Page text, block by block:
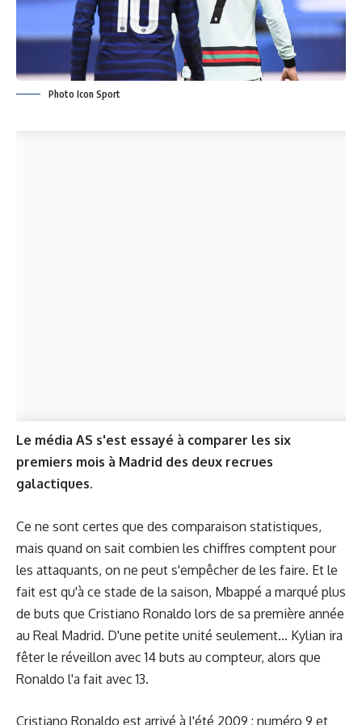
Photo Icon Sport
Le média AS s'est essayé à comparer les six
premiers mois à Madrid des deux recrues
galactiques.
Ce ne sont certes que des comparaison statistiques,
mais quand on sait combien les chiffres comptent pour
les attaquants, on ne peut s'empêcher de les faire. Et le
fait est qu'à ce stade de la saison, Mbappé a marqué plus
de buts que Cristiano Ronaldo lors de sa première année
au Real Madrid. D'une petite unité seulement... Kylian ira
fêter le réveillon avec 14 buts au compteur, alors que
Ronaldo l'a fait avec 13.
Cristiano Ronaldo est arrivé à l'été 2009 : numéro 9 et